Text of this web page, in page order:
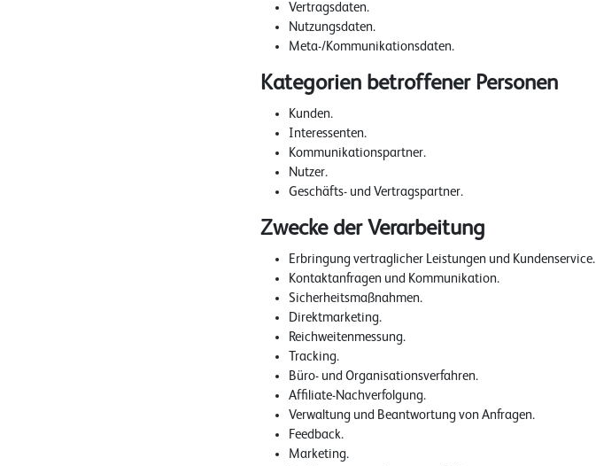
Vertragsdaten.
Nutzungsdaten.
Meta-/Kommunikationsdaten.
Kategorien betroffener Personen
Kunden.
Interessenten.
Kommunikationspartner.
Nutzer.
Geschäfts- und Vertragspartner.
Zwecke der Verarbeitung
Erbringung vertraglicher Leistungen und Kundenservice.
Kontaktanfragen und Kommunikation.
Sicherheitsmaßnahmen.
Direktmarketing.
Reichweitenmessung.
Tracking.
Büro- und Organisationsverfahren.
Affiliate-Nachverfolgung.
Verwaltung und Beantwortung von Anfragen.
Feedback.
Marketing.